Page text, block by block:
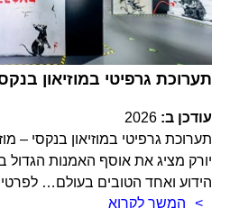
תערוכת גרפיטי במוזיאון
עודכן ב: 2026
תערוכת גרפיטי במוזיאון בנקסי –
יורק מציג את אוסף האמנות הגדול
הידוע ואחד הטובים בעולם…
המשך לקרוא